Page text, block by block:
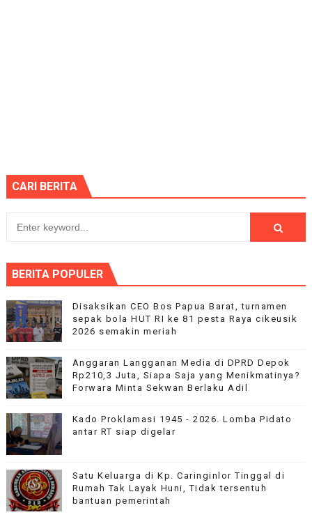
CARI BERITA
BERITA POPULER
Disaksikan CEO Bos Papua Barat, turnamen
sepak bola HUT RI ke 81 pesta Raya cikeusik
2026 semakin meriah
Anggaran Langganan Media di DPRD Depok
Rp210,3 Juta, Siapa Saja yang Menikmatinya?
Forwara Minta Sekwan Berlaku Adil
Kado Proklamasi 1945 - 2026. Lomba Pidato
antar RT siap digelar
Satu Keluarga di Kp. Caringinlor Tinggal di
Rumah Tak Layak Huni, Tidak tersentuh
bantuan pemerintah